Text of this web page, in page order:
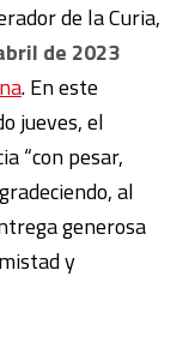
de la Curia,
de 2023
. En este
jueves, el
“con pesar,
al
generosa
y